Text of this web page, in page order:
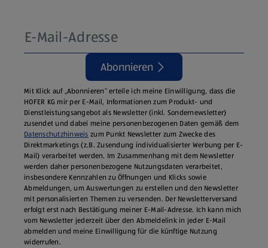
Abonnieren
Mit Klick auf „Abonnieren“ erteile ich meine Einwilligung, dass die
HOFER KG mir per E-Mail, Informationen zum Produkt- und
Dienstleistungsangebot als Newsletter (inkl. Sondernewsletter)
zusendet und dabei meine personenbezogenen Daten gemäß dem
Datenschutzhinweis zum Punkt Newsletter zum Zwecke des
Direktmarketings (z.B. Zusendung individualisierter Werbung per E-
Mail) verarbeitet werden. Im Zusammenhang mit dem Newsletter
werden daher personenbezogene Nutzungsdaten verarbeitet,
insbesondere Kennzahlen zu Öffnungen und Klicks sowie
Abmeldungen, um Auswertungen zu erstellen und den Newsletter
mit personalisierten Themen zu versenden. Der Newsletterversand
erfolgt erst nach Bestätigung meiner E-Mail-Adresse. Ich kann mich
vom Newsletter jederzeit über den Abmeldelink in jeder E‑Mail
abmelden und meine Einwilligung für die künftige Nutzung
widerrufen.